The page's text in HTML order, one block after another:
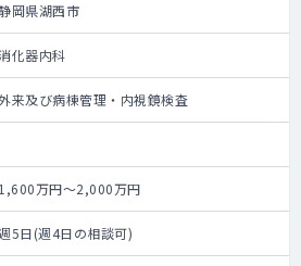
岡県湖西市
化器内科
来及び病棟管理・内視鏡検査
1,600万円～2,000万円
5日(週4日の相談可)